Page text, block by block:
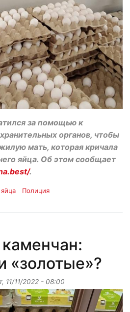
за помощью к
органов, чтобы
мать, которая кричала
яйца. Об этом сообщает
.
яйца Полиция
«золотые»?
11/11/2022 - 08:00